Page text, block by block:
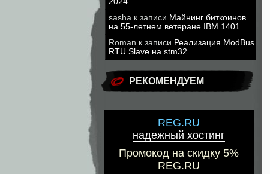
sasha к записи Майнинг биткоинов
на 55-летнем ветеране IBM 1401
Roman к записи Реализация ModBus
RTU Slave на stm32
РЕКОМЕНДУЕМ
REG.RU
надежный хостинг
Промокод на скидку 5%
REG.RU